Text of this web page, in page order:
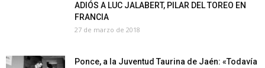
ADIÓS A LUC JALABERT, PILAR DEL TOREO EN
FRANCIA
27 de marzo de 2018
Ponce, a la Juventud Taurina de Jaén: «Todavía